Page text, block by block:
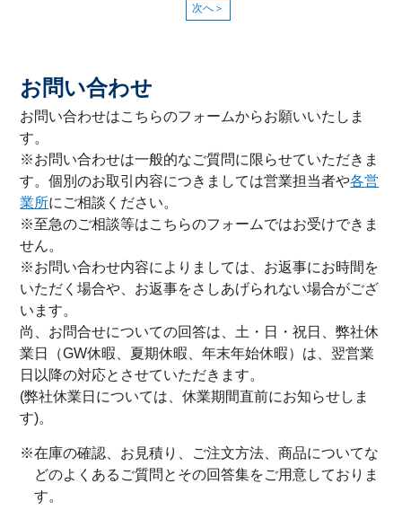
次へ＞
お問い合わせ
お問い合わせはこちらのフォームからお願いいたしま
す。
※お問い合わせは一般的なご質問に限らせていただきま
す。個別のお取引内容につきましては営業担当者や各営
業所にご相談ください。
※至急のご相談等はこちらのフォームではお受けできま
せん。
※お問い合わせ内容によりましては、お返事にお時間を
いただく場合や、お返事をさしあげられない場合がござ
います。
尚、お問合せについての回答は、土・日・祝日、弊社休
業日（GW休暇、夏期休暇、年末年始休暇）は、翌営業
日以降の対応とさせていただきます。
(弊社休業日については、休業期間直前にお知らせしま
す)。
※在庫の確認、お見積り、ご注文方法、商品についてな
どのよくあるご質問とその回答集をご用意しておりま
す。